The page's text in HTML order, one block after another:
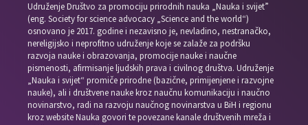
Udruženje Društvo za promociju prirodnih nauka „Nauka i svijet”
(eng. Society for science advocacy „Science and the world“)
osnovano je 2017. godine i nezavisno je, nevladino, nestranačko,
nereligijsko i neprofitno udruženje koje se zalaže za podršku
razvoja nauke i obrazovanja, promocije nauke i naučne
pismenosti, afirmisanje ljudskih prava i civilnog društva. Udruženje
„Nauka i svijet“ promiče prirodne (bazične, primijenjene i razvojne
nauke), ali i društvene nauke kroz naučnu komunikaciju i naučno
novinarstvo, radi na razvoju naučnog novinarstva u BiH i regionu
kroz website Nauka govori te povezane kanale društvenih mreža i